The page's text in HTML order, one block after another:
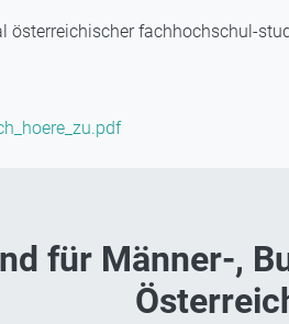
fachhochschul-
für Männer-,